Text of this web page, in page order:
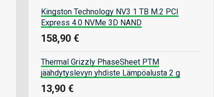
Kingston Technology NV3 1 TB M.2 PCI
Express 4.0 NVMe 3D NAND
158,90 €
Thermal Grizzly PhaseSheet PTM
jäähdytyslevyn yhdiste Lämpöalusta 2 g
13,90 €